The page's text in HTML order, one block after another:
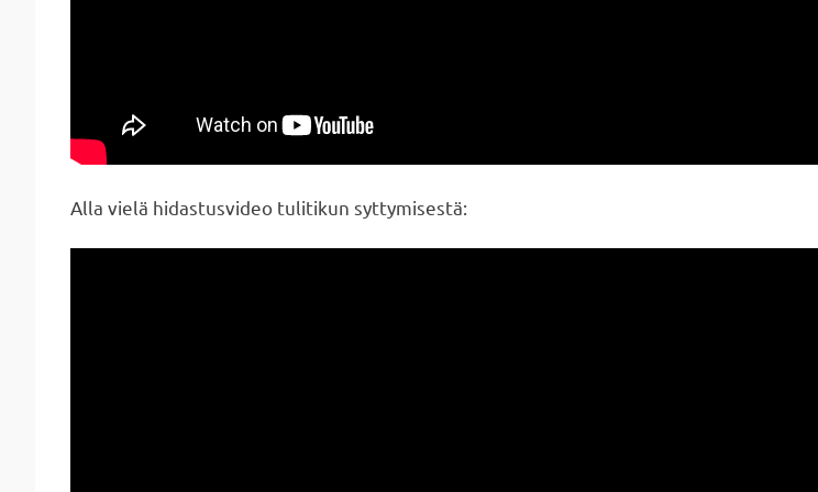
Alla vielä hidastusvideo tulitikun syttymisestä: